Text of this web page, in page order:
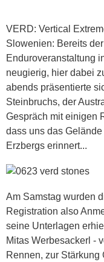
VERD: Vertical
Slowenien: Bereits
Enduroveranstaltung
neugierig, hier dabei
abends präsentierte
Steinbruchs, der
Gespräch mit einigen
dass uns das
Erzbergs erinnert...
Am Samstag wurden
Registration also
seine Unterlagen
Mitas Werbesackerl -
Rennen, zur Stärkung